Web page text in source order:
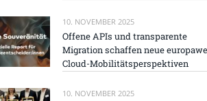
10. NOVEMBER 2025
Offene APIs und transparente
Migration schaffen neue
Cloud-Mobilitätsperspektiven
10. NOVEMBER 2025